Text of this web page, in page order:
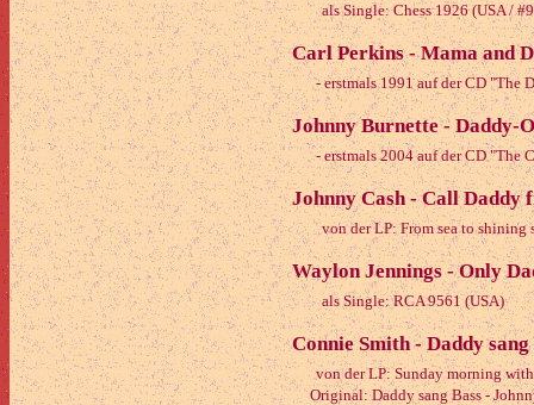
als Single: Chess 1926 (USA /
Carl Perkins - Mama and
- erstmals 1991 auf der CD "The
Johnny Burnette - Daddy-
- erstmals 2004 auf der CD "The
Johnny Cash - Call Daddy
von der LP: From sea to shining
Waylon Jennings - Only
als Single: RCA 9561 (USA)
Connie Smith - Daddy sang
von der LP: Sunday morning
Original: Daddy sang Bass -